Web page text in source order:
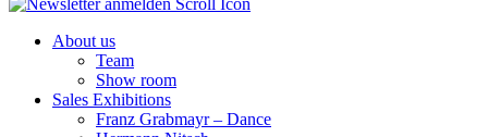
About us
Team
Show room
Sales Exhibitions
Franz Grabmayr – Dance